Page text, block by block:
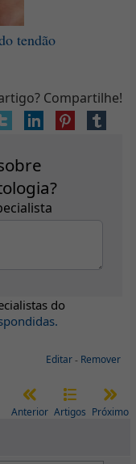
tendão
Compartilhe!
do
Editar- Remover
Anterior Artigos Próximo